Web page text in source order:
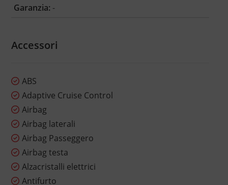
Garanzia: -
Accessori
ABS
Adaptive Cruise Control
Airbag
Airbag laterali
Airbag Passeggero
Airbag testa
Alzacristalli elettrici
Antifurto